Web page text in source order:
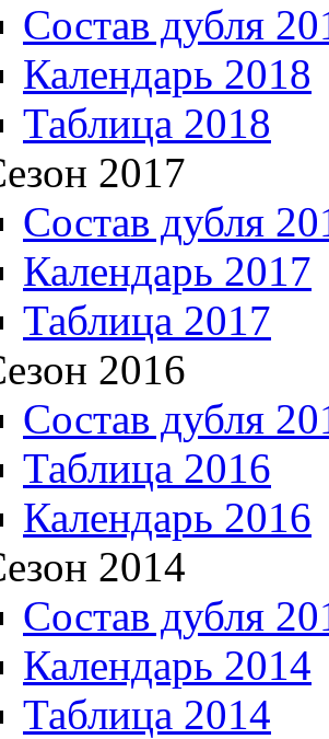
Состав дубля
Календарь 2018
Таблица 2018
2017
Состав дубля
Календарь 2017
Таблица 2017
2016
Состав дубля
Таблица 2016
Календарь 2016
2014
Состав дубля
Календарь 2014
Таблица 2014